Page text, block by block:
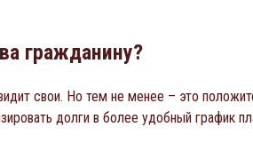
гражданину?
свои. Но тем не менее – это
долги в более удобный график